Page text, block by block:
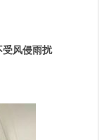
受风侵雨扰